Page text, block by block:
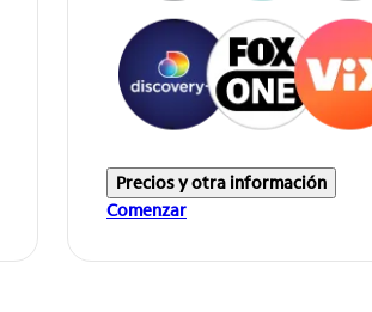
Precios y otra información
Comenzar